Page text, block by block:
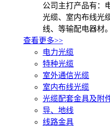
公司主打产品有：
光缆、室内布线光
线、等输配电器材。
查看更多>>
电力光缆
特种光缆
室外通信光缆
室内布线光缆
光缆配套金具及附
导、地线
线路金具